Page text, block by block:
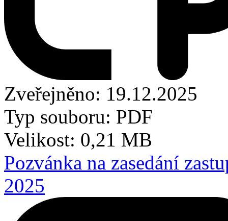
Zveřejněno: 19.12.2025
Typ souboru: PDF
Velikost: 0,21 MB
Pozvánka na zasedání
2025